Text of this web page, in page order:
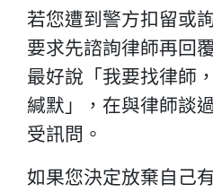
若您遭到警方扣留或
要求先諮詢律師再回
最好說「我要找律師
緘默」，在與律師談
受訊問。
如果您決定放棄自己